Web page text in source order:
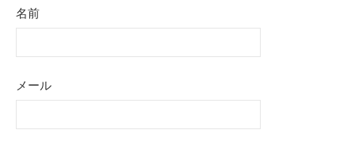
名前
メール